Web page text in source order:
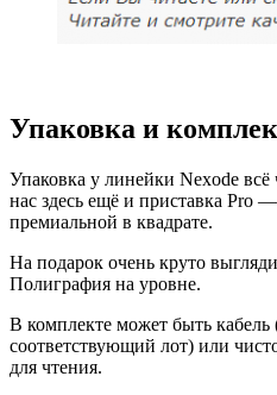
Упаковка и
Упаковка у линейки Nexode
нас здесь ещё и приставка Pro
премиальной в квадрате.
На подарок очень круто
Полиграфия на уровне.
В комплекте может быть кабель
соответствующий лот) или
для чтения.